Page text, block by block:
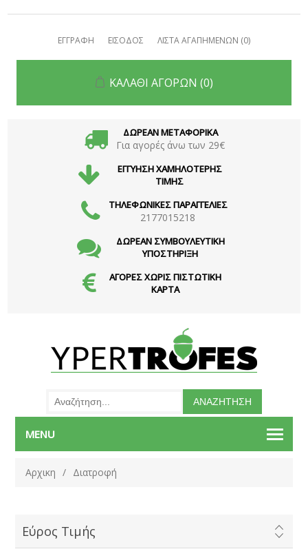
ΕΓΓΡΑΦΗ ΕΙΣΟΔΟΣ ΛΙΣΤΑ ΑΓΑΠΗΜΕΝΩΝ (0)
ΚΑΛΑΘΙ ΑΓΟΡΩΝ (0)
ΔΩΡΕΑΝ ΜΕΤΑΦΟΡΙΚΑ
Για αγορές άνω των 29€
ΕΓΓΥΗΣΗ ΧΑΜΗΛΟΤΕΡΗΣ
ΤΙΜΗΣ
ΤΗΛΕΦΩΝΙΚΕΣ ΠΑΡΑΓΓΕΛΙΕΣ
2177015218
ΔΩΡΕΑΝ ΣΥΜΒΟΥΛΕΥΤΙΚΗ
ΥΠΟΣΤΗΡΙΞΗ
ΑΓΟΡΕΣ ΧΩΡΙΣ ΠΙΣΤΩΤΙΚΗ
ΚΑΡΤΑ
MENU
Αρχικη / Διατροφή
Εύρος Τιμής